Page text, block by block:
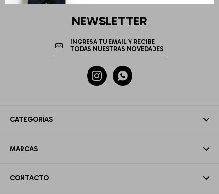
CATEGORÍAS
MARCAS
CONTACTO
NEWSLETTER
 